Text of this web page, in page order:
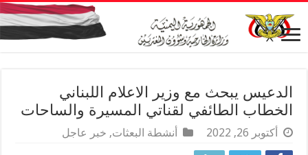
الدعيس يبحث مع وزير الاعلام اللبناني
الخطاب الطائفي لقناتي المسيرة والساحات
أكتوبر 26, 2022 أنشطة البعثات, خبر عاجل